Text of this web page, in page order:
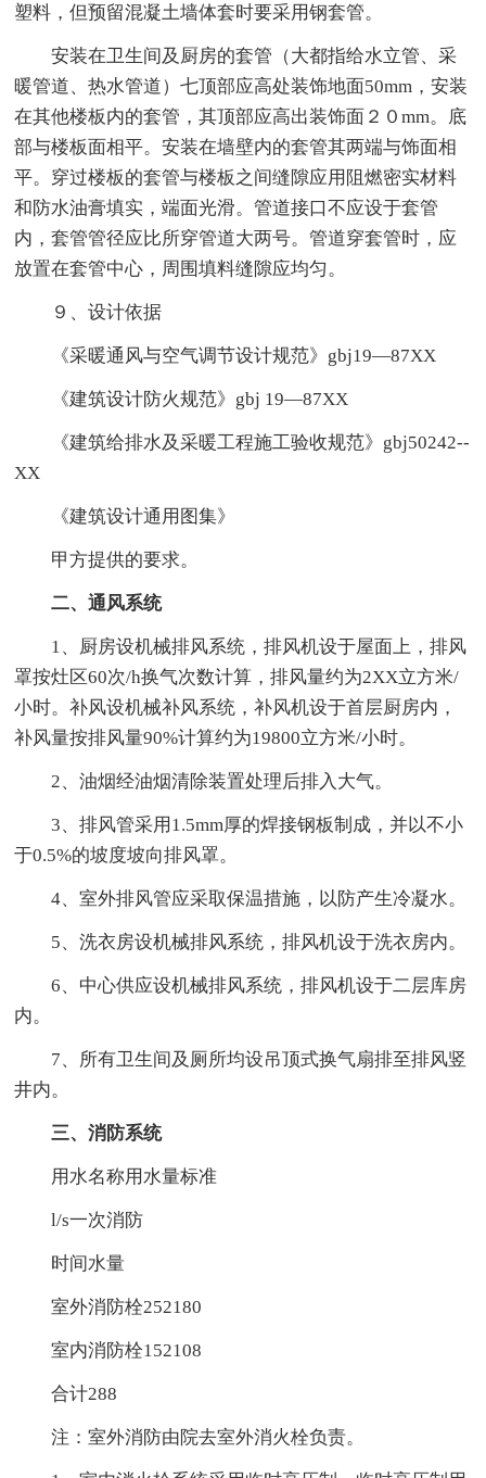
塑料，但预留混凝土墙体套时要采用钢套管。
安装在卫生间及厨房的套管（大都指给水立管、采
暖管道、热水管道）七顶部应高处装饰地面50mm，安装
在其他楼板内的套管，其顶部应高出装饰面２０mm。底
部与楼板面相平。安装在墙壁内的套管其两端与饰面相
平。穿过楼板的套管与楼板之间缝隙应用阻燃密实材料
和防水油膏填实，端面光滑。管道接口不应设于套管
内，套管管径应比所穿管道大两号。管道穿套管时，应
放置在套管中心，周围填料缝隙应均匀。
９、设计依据
《采暖通风与空气调节设计规范》gbj19—87XX
《建筑设计防火规范》gbj 19—87XX
《建筑给排水及采暖工程施工验收规范》gbj50242--
XX
《建筑设计通用图集》
甲方提供的要求。
二、通风系统
1、厨房设机械排风系统，排风机设于屋面上，排风
罩按灶区60次/h换气次数计算，排风量约为2XX立方米/
小时。补风设机械补风系统，补风机设于首层厨房内，
补风量按排风量90%计算约为19800立方米/小时。
2、油烟经油烟清除装置处理后排入大气。
3、排风管采用1.5mm厚的焊接钢板制成，并以不小
于0.5%的坡度坡向排风罩。
4、室外排风管应采取保温措施，以防产生冷凝水。
5、洗衣房设机械排风系统，排风机设于洗衣房内。
6、中心供应设机械排风系统，排风机设于二层库房
内。
7、所有卫生间及厕所均设吊顶式换气扇排至排风竖
井内。
三、消防系统
用水名称用水量标准
l/s一次消防
时间水量
室外消防栓252180
室内消防栓152108
合计288
注：室外消防由院去室外消火栓负责。